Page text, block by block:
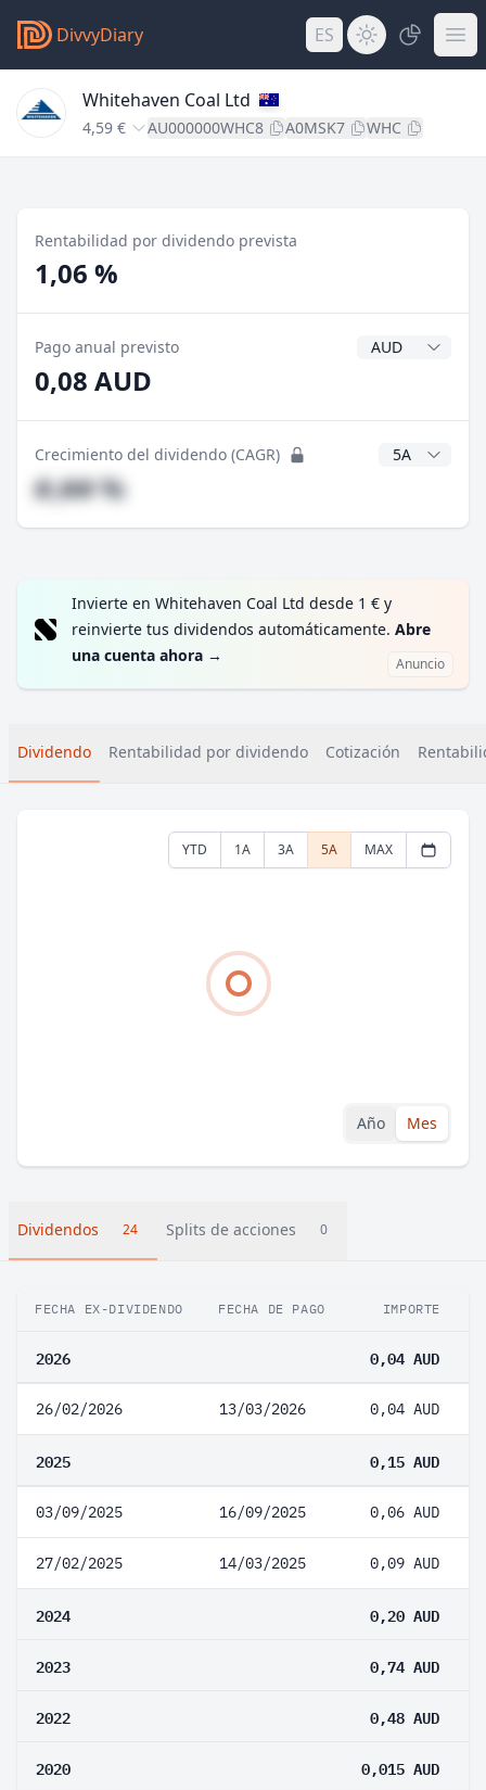
DivvyDiary ES
Whitehaven Coal Ltd
4,59 € AU000000WHC8 A0MSK7 WHC
Rentabilidad por dividendo prevista
1,06 %
Pago anual previsto Divisa del
0,08 AUD
Crecimiento del dividendo (CAGR) Años CAGR
#,## %
Invierte en Whitehaven Coal Ltd desde 1 € y
reinvierte tus dividendos automáticamente. Abre
una cuenta ahora → Anuncio
Dividendo Rentabilidad por dividendo Cotización
YTD 1A 3A 5A MAX
Año Mes
Dividendos 24 Splits de acciones 0
FECHA EX-DIVIDENDO FECHA DE PAGO IMPORTE
2026 0,04 AUD
26/02/2026 13/03/2026 0,04 AUD
2025 0,15 AUD
03/09/2025 16/09/2025 0,06 AUD
27/02/2025 14/03/2025 0,09 AUD
2024 0,20 AUD
2023 0,74 AUD
2022 0,48 AUD
2020 0,015 AUD